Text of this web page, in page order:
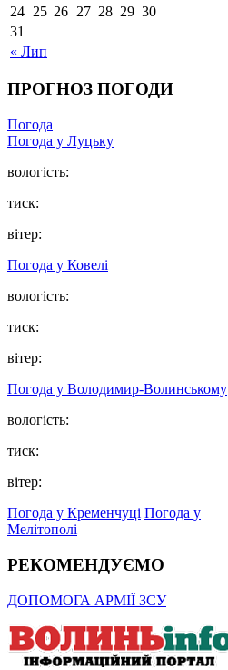
« Лип
24 25 26 27 28 29 30
31
ПРОГНОЗ ПОГОДИ
Погода
Погода у Луцьку
вологість:
тиск:
вітер:
Погода у Ковелі
вологість:
тиск:
вітер:
Погода у Володимир-Волинському
вологість:
тиск:
вітер:
Погода у Кременчуці Погода у
Мелітополі
РЕКОМЕНДУЄМО
ДОПОМОГА АРМІЇ ЗСУ